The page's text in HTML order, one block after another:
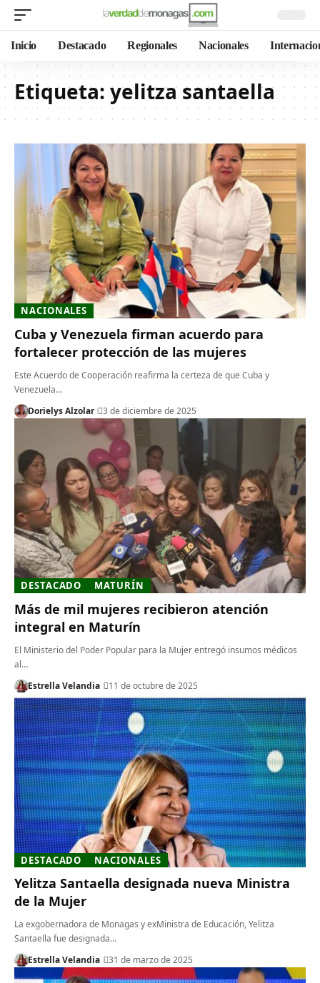
Inicio Destacado Regionales Nacionales
Etiqueta: yelitza santaella
NACIONALES
Cuba y Venezuela firman acuerdo para
fortalecer protección de las mujeres
Este Acuerdo de Cooperación reafirma la certeza de que Cuba y
Venezuela…
Dorielys Alzolar
3 de diciembre de 2025
DESTACADO MATURÍN
Más de mil mujeres recibieron atención
integral en Maturín
El Ministerio del Poder Popular para la Mujer entregó insumos médicos
al…
Estrella Velandia
11 de octubre de 2025
DESTACADO NACIONALES
Yelitza Santaella designada nueva Ministra
de la Mujer
La exgobernadora de Monagas y exMinistra de Educación, Yelitza
Santaella fue designada…
Estrella Velandia
31 de marzo de 2025